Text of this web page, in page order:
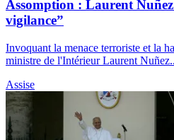
Assomption : Laurent
vigilance”
Invoquant la menace terroriste et la
ministre de l'Intérieur Laurent
Assise